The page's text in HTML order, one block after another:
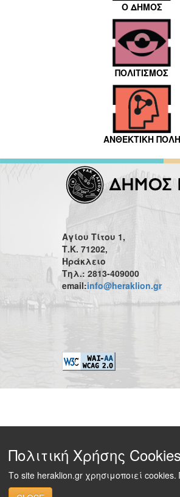
Ο ΔΗΜΟΣ
ΠΟΛΙΤΙΣΜΟΣ
ΑΝΘΕΚΤΙΚΗ ΠΟΛΗ
Αγίου Τίτου 1,
Τ.Κ. 71202,
Ηράκλειο
Τηλ.: 2813-409000
email:info@heraklion.gr
Πολιτική Χρήσης Cookies
Το site heraklion.gr χρησιμοποιεί